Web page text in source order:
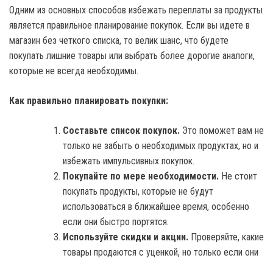
Одним из основных способов избежать переплаты за продукты
является правильное планирование покупок. Если вы идете в
магазин без четкого списка, то велик шанс, что будете
покупать лишние товары или выбрать более дорогие аналоги,
которые не всегда необходимы.
Как правильно планировать покупки:
Составьте список покупок. Это поможет вам не
только не забыть о необходимых продуктах, но и
избежать импульсивных покупок.
Покупайте по мере необходимости. Не стоит
покупать продукты, которые не будут
использоваться в ближайшее время, особенно
если они быстро портятся.
Используйте скидки и акции. Проверяйте, какие
товары продаются с уценкой, но только если они